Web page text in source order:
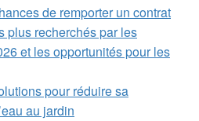
de remporter un contrat
plus recherchés par les
et les opportunités pour les
pour réduire sa
au jardin